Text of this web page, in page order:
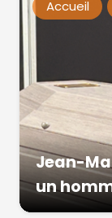
Accueil
Jean-
un